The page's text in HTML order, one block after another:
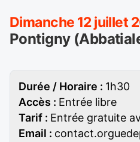
Dimanche 12 juillet
Pontigny
Durée / Horaire : 1h30
Accès : Entrée libre
Tarif : Entrée gratuite
Email :